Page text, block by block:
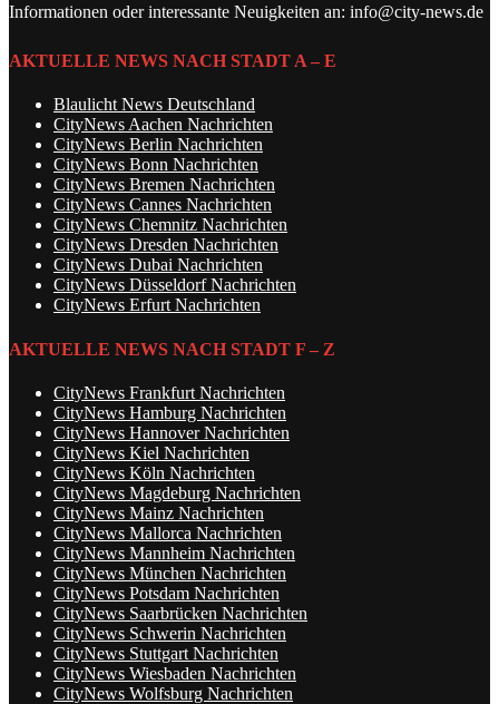
Informationen oder interessante Neuigkeiten an: info@city-news.de
AKTUELLE NEWS NACH STADT A – E
Blaulicht News Deutschland
CityNews Aachen Nachrichten
CityNews Berlin Nachrichten
CityNews Bonn Nachrichten
CityNews Bremen Nachrichten
CityNews Cannes Nachrichten
CityNews Chemnitz Nachrichten
CityNews Dresden Nachrichten
CityNews Dubai Nachrichten
CityNews Düsseldorf Nachrichten
CityNews Erfurt Nachrichten
AKTUELLE NEWS NACH STADT F – Z
CityNews Frankfurt Nachrichten
CityNews Hamburg Nachrichten
CityNews Hannover Nachrichten
CityNews Kiel Nachrichten
CityNews Köln Nachrichten
CityNews Magdeburg Nachrichten
CityNews Mainz Nachrichten
CityNews Mallorca Nachrichten
CityNews Mannheim Nachrichten
CityNews München Nachrichten
CityNews Potsdam Nachrichten
CityNews Saarbrücken Nachrichten
CityNews Schwerin Nachrichten
CityNews Stuttgart Nachrichten
CityNews Wiesbaden Nachrichten
CityNews Wolfsburg Nachrichten